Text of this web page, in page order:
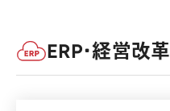
ERP・経営改革